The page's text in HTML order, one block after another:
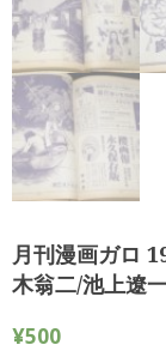
月刊漫画ガロ
木翁二/池上遼
¥500